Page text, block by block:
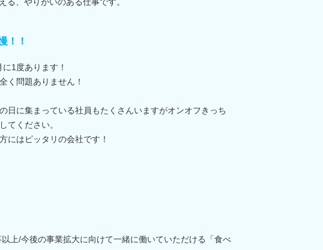
！！
1度あります！
く問題ありません！
日に集まっている社員もたくさんいますがオンオフきっち
てください。
にはピッタリの会社です！
上/今後の事業拡大に向けて一緒に働いていただける「食べ